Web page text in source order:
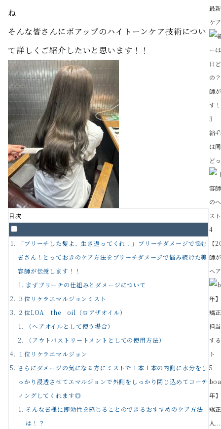
ね
そんな皆さんにボアップのハイトーンケア技術につい
て詳しくご紹介したいと思います！！
目次
「ブリーチした髪よ、生き返ってくれ！」ブリーチダメージで悩む
皆さん！とっておきのケア方法をブリーチダメージで悩み続けた美
容師が伝授します！！
まずブリーチの仕組みとダメージについて
３位リケラエマルジョンミスト
２位LOA the oil（ロアザオイル）
（ヘアオイルとして使う場合）
（アウトバストリートメントとしての使用方法）
１位リケラエマルジョン
さらにダメージの気になる方にミストで１本１本の内側に水分をし
っかり浸透させてエマルジョンで外側をしっかり閉じ込めてコーテ
ィングしてくれます◎
そんな皆様に即効性を感じることのできるおすすめのケア方法
は！？
最
ケ
3
縮
は
ど
4
【
師
ヘ
5
年
矯
人...